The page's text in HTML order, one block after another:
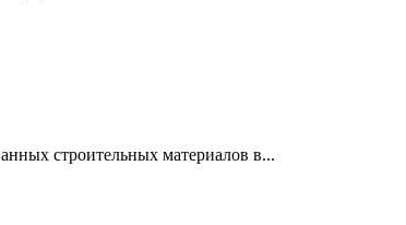
строительных материалов в...